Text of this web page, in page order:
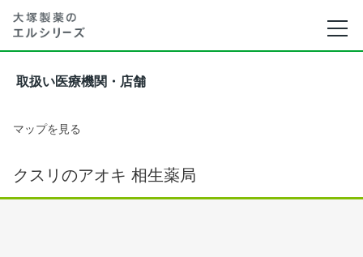
取扱い医療機関・店舗
マップを見る
クスリのアオキ 相生薬局